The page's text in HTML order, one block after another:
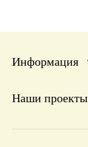
Информация
Наши проекты